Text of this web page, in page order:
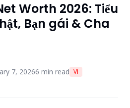
Worth 2026: Tiểu
Bạn gái & Cha
7, 20266 min read VI